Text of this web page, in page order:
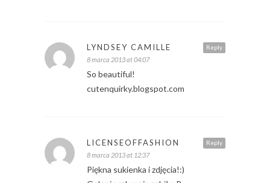
Reply
LYNDSEY CAMILLE
8 marca 2013 at 04:07
So beautiful!
cutenquirky.blogspot.com
Reply
LICENSEOFFASHION
8 marca 2013 at 12:37
Piękna sukienka i zdjęcia!:)